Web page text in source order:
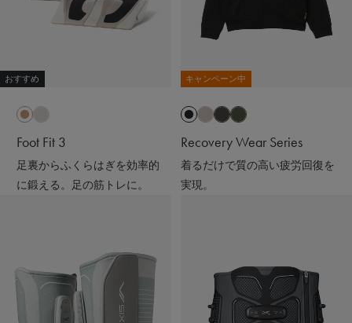
おすすめ
Foot Fit 3
足裏からふくらはぎを効率的
に鍛える。足の筋トレに。
キャンペーン中
Recovery Wear Series
着るだけで質の高い疲労回復を
実現。